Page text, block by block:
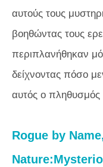
αυτούς τους
βοηθώντας τους
περιπλανήθηκαν
δείχνοντας πόσο
αυτός ο
Rogue by